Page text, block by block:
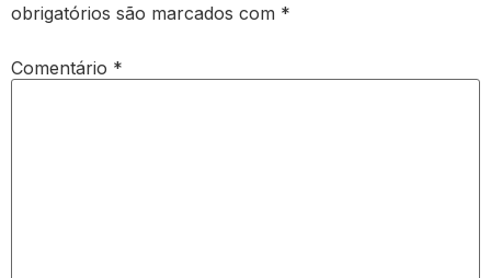
obrigatórios são marcados com *
Comentário *